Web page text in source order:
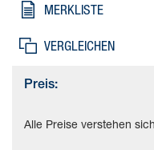
MERKLISTE
VERGLEICHEN
Preis:
Alle Preise verstehen